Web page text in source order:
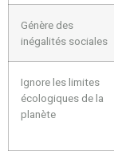
Génère des
inégalités sociales
Ignore les limites
écologiques de la
planète